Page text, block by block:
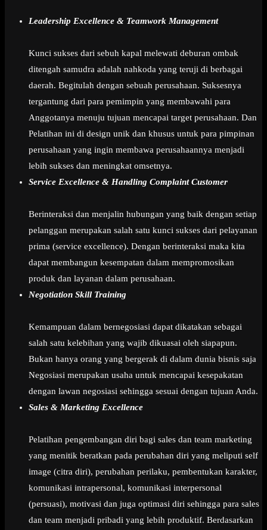
Leadership Excellence & Teamwork Management
Kunci sukses dari sebuh kapal melewati deburan ombak
ditengah samudra adalah nahkoda yang teruji di berbagai
daerah. Begitulah dengan sebuah perusahaan. Suksesnya
tergantung dari para pemimpin yang membawahi para
Anggotanya menuju tujuan mencapai target perusahaan. Dan
Pelatihan ini di design unik dan khusus untuk para pimpinan
perusahaan yang ingin membawa perusahaannya menjadi
lebih sukses dan meningkat omsetnya.
Service Excellence & Handling Complaint Customer
Berinteraksi dan menjalin hubungan yang baik dengan setiap
pelanggan merupakan salah satu kunci sukses dari pelayanan
prima (service excellence). Dengan berinteraksi maka kita
dapat membangun kesempatan dalam mempromosikan
produk dan layanan dalam perusahaan.
Negotiation Skill Training
Kemampuan dalam bernegosiasi dapat dikatakan sebagai
salah satu kelebihan yang wajib dikuasai oleh siapapun.
Bukan hanya orang yang bergerak di dalam dunia bisnis saja
Negosiasi merupakan usaha untuk mencapai kesepakatan
dengan lawan negosiasi sehingga sesuai dengan tujuan Anda.
Sales & Marketing Excellence
Pelatihan pengembangan diri bagi sales dan team marketing
yang menitik beratkan pada perubahan diri yang meliputi self
image (citra diri), perubahan perilaku, pembentukan karakter,
komunikasi intrapersonal, komunikasi interpersonal
(persuasi), motivasi dan juga optimasi diri sehingga para sales
dan team menjadi pribadi yang lebih produktif. Berdasarkan